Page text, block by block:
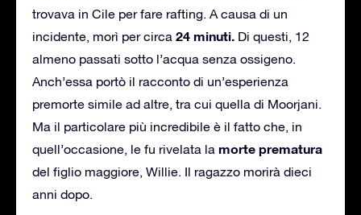
trovava in Cile per fare rafting. A causa di un
incidente, morì per circa 24 minuti. Di questi, 12
almeno passati sotto l’acqua senza ossigeno.
Anch’essa portò il racconto di un’esperienza
premorte simile ad altre, tra cui quella di Moorjani.
Ma il particolare più incredibile è il fatto che, in
quell’occasione, le fu rivelata la morte prematura
del figlio maggiore, Willie. Il ragazzo morirà dieci
anni dopo.